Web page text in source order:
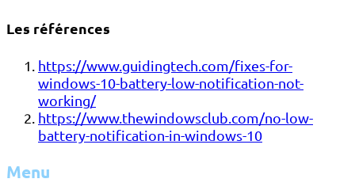
Les références
https://www.guidingtech.com/fixes-for-
windows-10-battery-low-notification-not-
working/
https://www.thewindowsclub.com/no-low-
battery-notification-in-windows-10
Menu